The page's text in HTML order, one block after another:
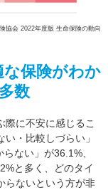
協会 2022年度版 生命保険の動向
保険がわか
数
際に不安に感じるこ
・比較しづらい」
ない」が36.1%、
と多く、どのタイ
らないという方が非